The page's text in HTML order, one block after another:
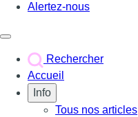
Alertez-nous
Rechercher
Accueil
Info
Tous nos articles